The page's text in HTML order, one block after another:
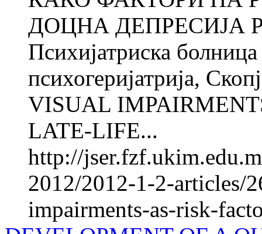
ДОЦНА ДЕПРЕСИЈА
Психијатриска
психогеријатрија,
VISUAL
LATE-LIFE...
http://
2012/2012-1-2-articles/
impairments-as-risk-